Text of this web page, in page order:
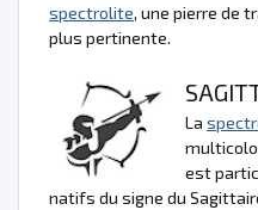
spectrolite, une pierre de
plus pertinente.
La
est
natifs du signe du